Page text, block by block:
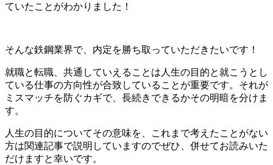
ていたことがわかりました！
そんな鉄鋼業界で、内定を勝ち取っていただきたいです！
就職と転職、共通していえることは 人生の目的と就こうとし
ている仕事の方向性が合致していることが重要です。それが
ミスマッチを防ぐカギで、長続きできるかその明暗を分けま
す。
人生の目的についてその意味を、これまで考えたことがない
方は関連記事で説明していますのでぜひ、併せてお読みいた
だけますと幸いです。